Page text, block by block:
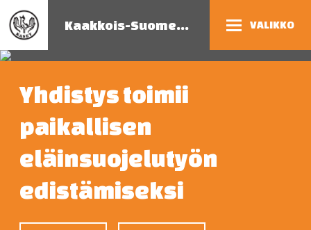
Kaakkois-Suomen eläinsuojeluyhdistys VALIKKO
Yhdistys toimii
paikallisen
eläinsuojelutyön
edistämiseksi